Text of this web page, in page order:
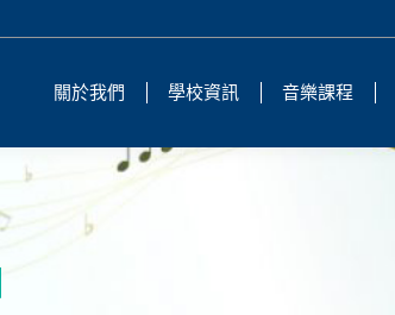
關於我們 學校資訊 音樂課程